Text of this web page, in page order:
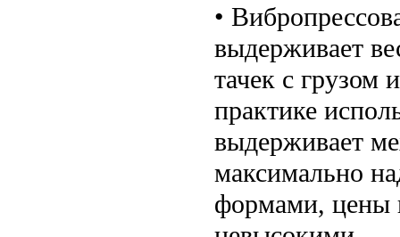
•
выдерживает
тачек с грузом
практике
выдерживает
максимально
формами, цены